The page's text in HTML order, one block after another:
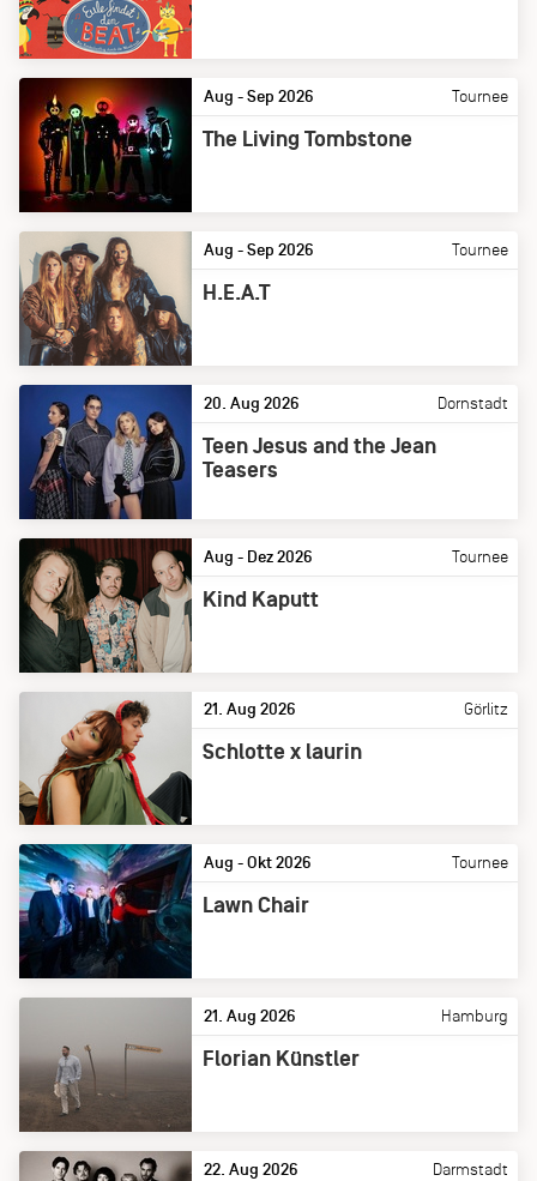
Tournee
Aug - Sep 2026
The Living Tombstone
Tournee
Aug - Sep 2026
H.E.A.T
Dornstadt
20. Aug 2026
Teen Jesus and the Jean
Teasers
Tournee
Aug - Dez 2026
Kind Kaputt
Görlitz
21. Aug 2026
Schlotte x laurin
Tournee
Aug - Okt 2026
Lawn Chair
Hamburg
21. Aug 2026
Florian Künstler
Darmstadt
22. Aug 2026